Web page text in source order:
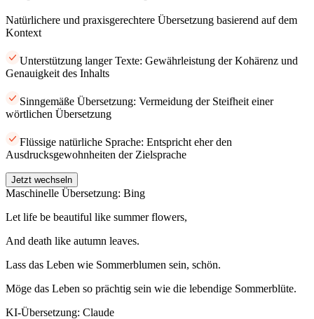
Natürlichere und praxisgerechtere Übersetzung basierend auf dem
Kontext
Unterstützung langer Texte: Gewährleistung der Kohärenz und
Genauigkeit des Inhalts
Sinngemäße Übersetzung: Vermeidung der Steifheit einer
wörtlichen Übersetzung
Flüssige natürliche Sprache: Entspricht eher den
Ausdrucksgewohnheiten der Zielsprache
Jetzt wechseln
Maschinelle Übersetzung: Bing
Let life be beautiful like summer flowers,
And death like autumn leaves.
Lass das Leben wie Sommerblumen sein, schön.
Möge das Leben so prächtig sein wie die lebendige Sommerblüte.
KI-Übersetzung: Claude